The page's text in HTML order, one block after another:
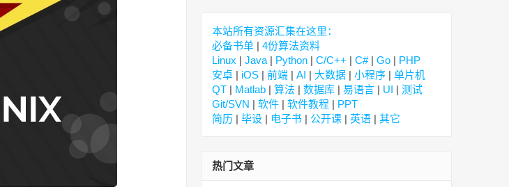
本站所有资源汇集在这里：
必备书单 | 4份算法资料
Linux | Java | Python | C/C++ | C#| Go | PHP
安卓 | iOS | 前端 | AI | 大数据 | 小程序 | 单片机
QT | Matlab | 算法 | 数据库 | 易语言 | UI | 测试
Git/SVN | 软件 | 软件教程 | PPT
简历 | 毕设 | 电子书 | 公开课 | 英语 | 其它
热门文章